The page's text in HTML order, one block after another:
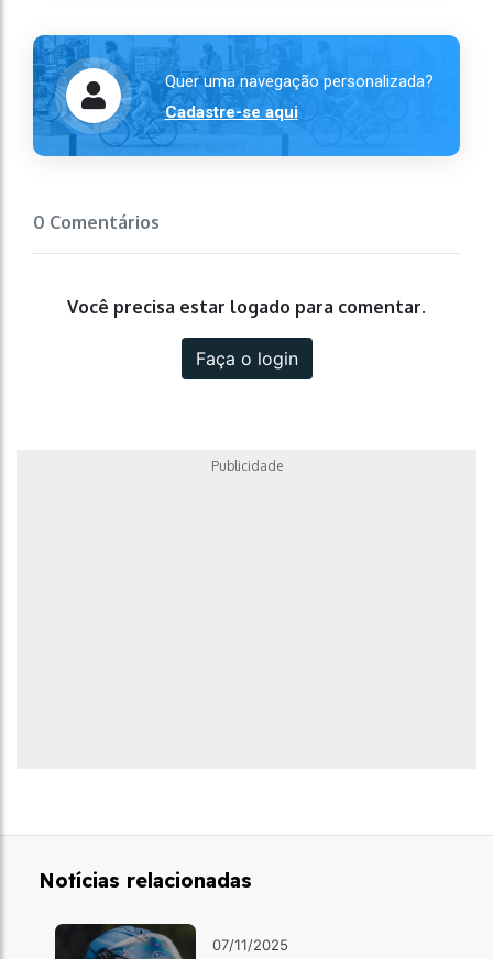
Quer uma navegação personalizada?
Cadastre-se aqui
0 Comentários
Você precisa estar logado para comentar.
Faça o login
Publicidade
Notícias relacionadas
07/11/2025